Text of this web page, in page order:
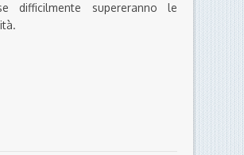
difficilmente supereranno le